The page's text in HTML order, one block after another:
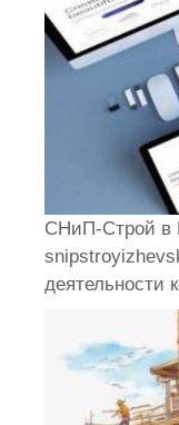
СНиП-Строй в
деятельности